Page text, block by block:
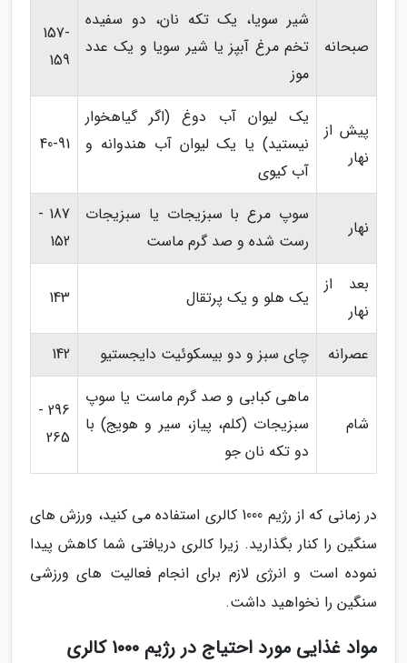
صبحانه
شیر سویا، یک تکه نان، دو سفیده
تخم مرغ آبپز یا شیر سویا و یک عدد
موز
157-
159
پیش از
نهار
یک لیوان آب دوغ (اگر گیاهخوار
نیستید) یا یک لیوان آب هندوانه و
آب کیوی
40-91
نهار
سوپ مرع با سبزیجات یا سبزیجات
رست شده و صد گرم ماست
187 -
152
بعد از
نهار
یک هلو و یک پرتقال 143
عصرانه چای سبز و دو بیسکوئیت دایجستیو 142
شام
ماهی کبابی و صد گرم ماست یا سوپ
سبزیجات (کلم، پیاز، سیر و هویج) با
دو تکه نان جو
296 -
265
در زمانی که از رژیم 1000 کالری استفاده می کنید، ورزش های
سنگین را کنار بگذارید. زیرا کالری دریافتی شما کاهش پیدا
نموده است و انرژی لازم برای انجام فعالیت های ورزشی
سنگین را نخواهید داشت.
مواد غذایی مورد احتیاج در رژیم 1000 کالری